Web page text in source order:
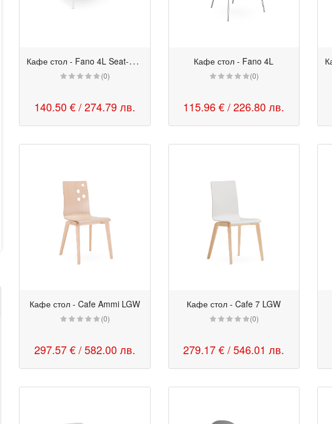
К
афе стол - Fano 4L Seat-Plus
(0)
140.50 €/ 274.79 лв.
Кафе стол - Fano 4L
(0)
115.96 €/ 226.80 лв.
Кафе стол - Cafe Ammi LGW
(0)
297.57 €/ 582.00 лв.
Кафе стол - Cafe 7 LGW
(0)
279.17 €/ 546.01 лв.